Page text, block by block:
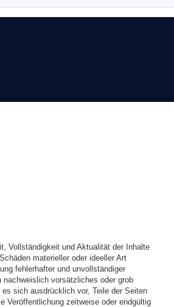
Vollständigkeit und Aktualität der Inhalte
materieller oder ideeller Art
fehlerhafter und unvollständiger
vorsätzliches oder grob
sich ausdrücklich vor, Teile der Seiten
Veröffentlichung zeitweise oder endgültig